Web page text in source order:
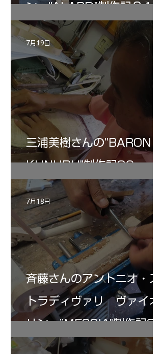
ン ”ALARD"制作記３4
三浦美樹さんの”BARON・
KUNUPU"制作記30
7月19日
斉藤さんのアントニオ・ス
トラディヴァリ ヴァイオ
リン ”MESSIA"制作記32
7月18日